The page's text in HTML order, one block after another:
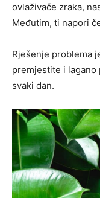
ovlaživače zraka,
Međutim, ti napori
Rješenje problema
premjestite i
svaki dan.